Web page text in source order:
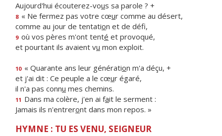
Aujourd'hui écouterez-vous sa parole ? +
8 « Ne fermez pas votre cœur comme au désert,
comme au jour de tentation et de défi,
9 où vos pères m'ont tenté et provoqué,
et pourtant ils avaient vu mon exploit.
10 « Quarante ans leur génération m'a déçu, +
et j'ai dit : Ce peuple a le cœur égaré,
il n'a pas connu mes chemins.
11 Dans ma colère, j'en ai fait le serment :
Jamais ils n'entreront dans mon repos. »
HYMNE : TU ES VENU, SEIGNEUR